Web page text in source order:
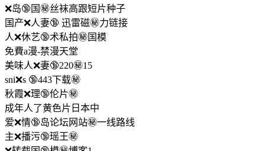
❌岛🔞国㊙️丝袜高跟短片种子
国产❌人妻🔞 迅雷磁㊙️力链接
人❌休艺🔞术私拍㊙️国模
免費a漫-禁漫天堂
美味人❌妻🔞220㊙️15
sni❌s 🔞443下载㊙️
秋霞❌理🔞伦片㊙️
成年人了黄色片日本中
爱❌情🔞岛论坛网站㊙️一线路线
主❌播污🔞瑶王㊙️